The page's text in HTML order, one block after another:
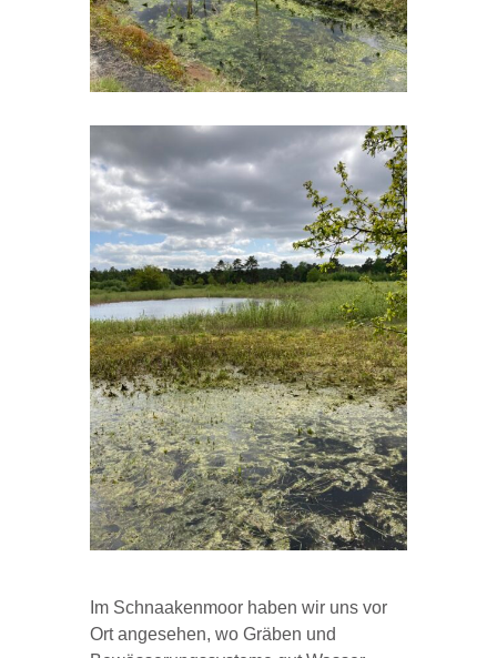
Im Schnaakenmoor haben wir uns vor
Ort angesehen, wo Gräben und